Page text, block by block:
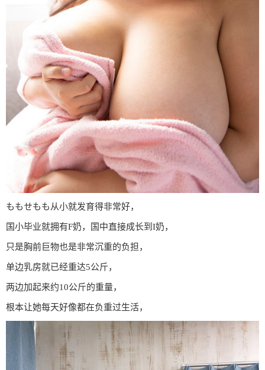
ももせもも从小就发育得非常好，
国小毕业就拥有F奶，国中直接成长到I奶，
只是胸前巨物也是非常沉重的负担，
单边乳房就已经重达5公斤，
两边加起来约10公斤的重量，
根本让她每天好像都在负重过生活，